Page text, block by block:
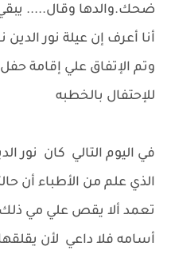
ضحك.والدها وقال..... يبقي
أنا أعرف إن عيلة نور
وتم الإتفاق علي إقامة
للإحتفال بالخطبه
في اليوم التالي كان نور
الذي علم من الأطباء أن
تعمد ألا يقص علي مي
أسامه فلا داعي لأن